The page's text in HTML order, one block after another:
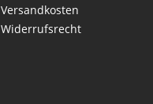
Versandkosten
Widerrufsrecht